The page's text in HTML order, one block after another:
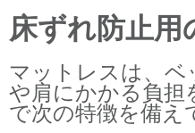
床ずれ防止用
マットレスは、ベ
や肩にかかる負担
で次の特徴を備え